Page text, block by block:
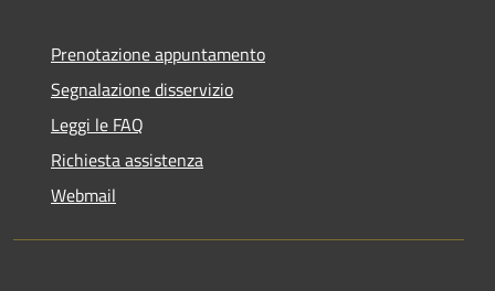
Prenotazione appuntamento
Segnalazione disservizio
Leggi le FAQ
Richiesta assistenza
Webmail